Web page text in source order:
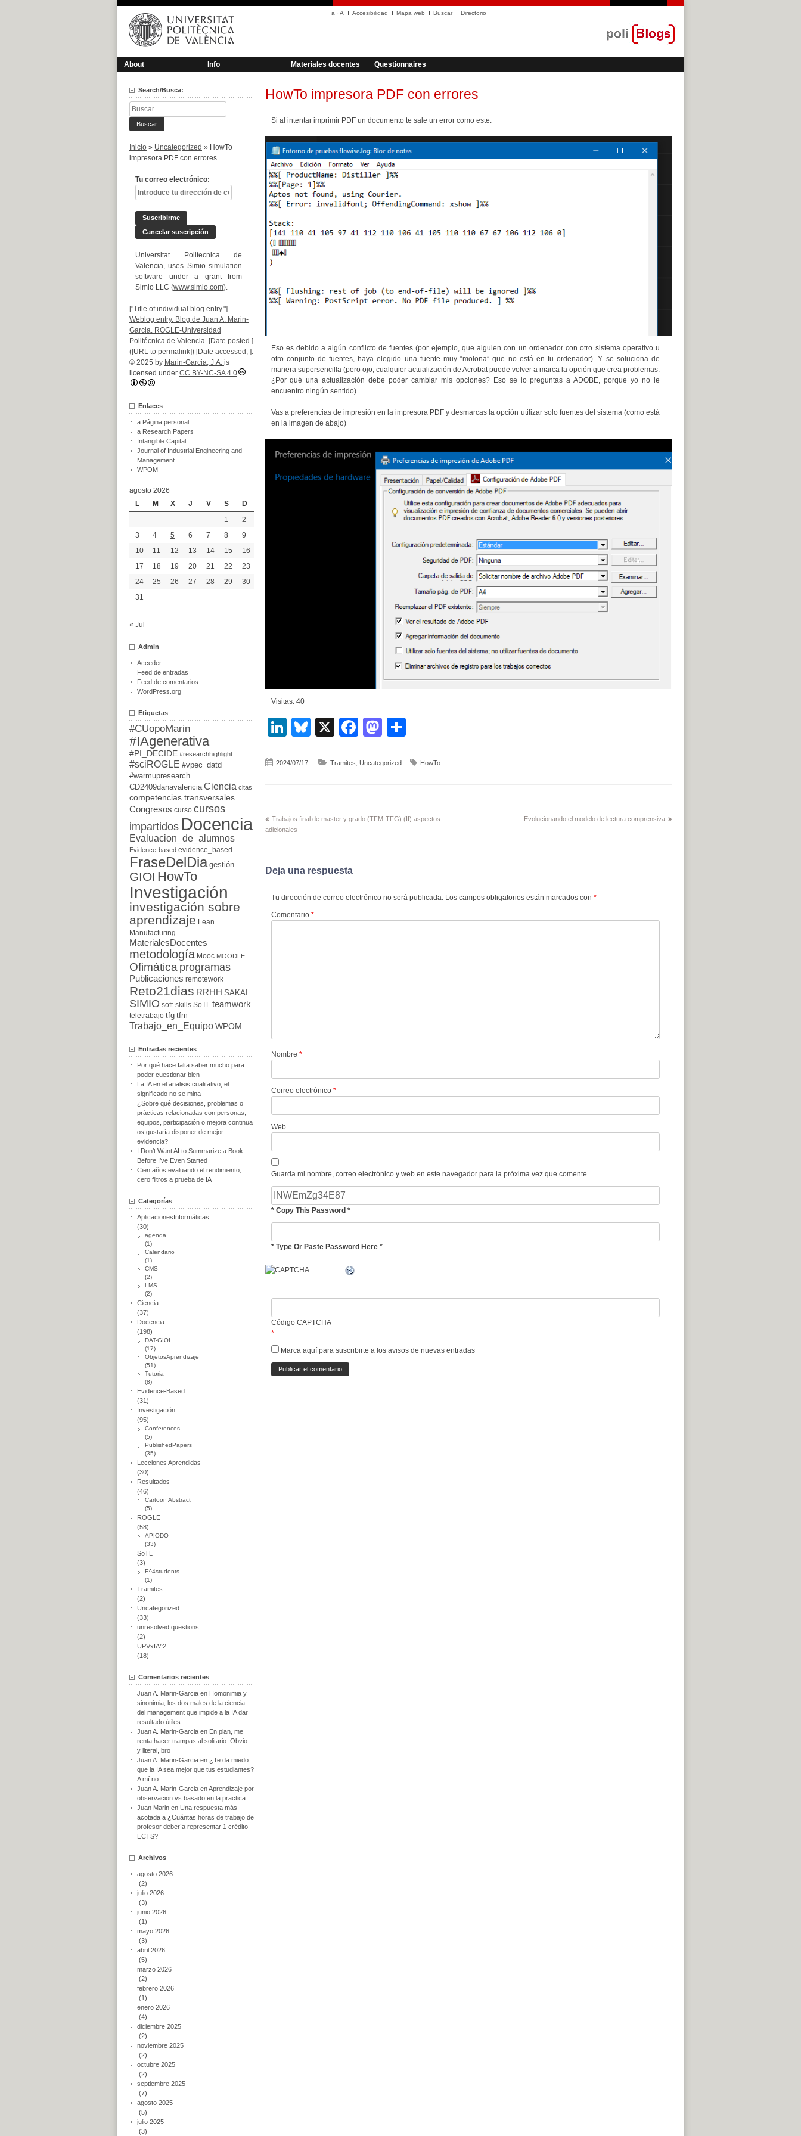
Saltar
contenido
a ·A Accesibilidad Mapa web Buscar Directorio
About Info Materiales docentes Questionnaires
HowTo impresora PDF con errores
Si al intentar imprimir PDF un documento te sale un error como este:
Eso es debido a algún conflicto de fuentes (por ejemplo, que alguien con un ordenador con otro sistema operativo u
otro conjunto de fuentes, haya elegido una fuente muy “molona” que no está en tu ordenador). Y se soluciona de
manera supersencilla (pero ojo, cualquier actualización de Acrobat puede volver a marca la opción que crea problemas.
¿Por qué una actualización debe poder cambiar mis opciones? Eso se lo preguntas a ADOBE, porque yo no le
encuentro ningún sentido).
Vas a preferencias de impresión en la impresora PDF y desmarcas la opción utilizar solo fuentes del sistema (como está
en la imagen de abajo)
Visitas: 40
LinkedIn
Bluesky
X Facebook
Mastodon
2024/07/17 Tramites Uncategorized HowTo
Navegación
de
Trabajos final de master y grado (TFM-TFG) (II) aspectos
adicionales
Evolucionando el modelo de lectura comprensiva
Deja una respuesta
Tu dirección de correo electrónico no será publicada. Los campos obligatorios están marcados con *
Comentario *
Nombre *
Correo electrónico *
Web
Guarda mi nombre, correo electrónico y web en este navegador para la próxima vez que comente.
* Copy This Password *
* Type Or Paste Password Here *
Código CAPTCHA
*
Marca aquí para suscribirte a los avisos de nuevas entradas
Search/Busca:
Buscar:
Inicio » Uncategorized » HowTo
impresora PDF con errores
Tu correo electrónico:
Universitat Politecnica de
Valencia, uses Simiosimulation
software under a grant from
Simio LLC (www.simio.com).
["Title of individual blog entry."]
Weblog entry. Blog de Juan A. Marin-
Garcia. ROGLE-Universidad
Politécnica de Valencia. [Date posted.]
([URL to permalink]) [Date accessed; ].
© 2025 by Marin-Garcia, J.A. is
licensed under CC BY-NC-SA 4.0
Enlaces
a Página personal
a Research Papers
Intangible Capital
Journal of Industrial Engineering and
Management
WPOM
agosto 2026
L
M X J V S
D
1
2
3
4 5 6 7 8
9
10
11 12 13 14 15
16
17
18 19 20 21 22
23
24
25 26 27 28 29
30
31
« Jul
Admin
Acceder
Feed de entradas
Feed de comentarios
WordPress.org
Etiquetas
#CUopoMarin
#IAgenerativa
#PI_DECIDE #researchhighlight
#sciROGLE #vpec_datd
#warmupresearch
CD2409danavalencia Ciencia citas
competencias transversales
Congresos curso cursos
impartidos Docencia
Evaluacion_de_alumnos
Evidence-based evidence_based
FraseDelDia gestión
GIOI HowTo
Investigación
investigación sobre
aprendizaje Lean
Manufacturing
MaterialesDocentes
metodología Mooc MOODLE
Ofimáticaprogramas
Publicaciones remotework
Reto21dias RRHH SAKAI
SIMIO soft-skills SoTL teamwork
teletrabajo tfg tfm
Trabajo_en_EquipoWPOM
Entradas recientes
Por qué hace falta saber mucho para
poder cuestionar bien
La IA en el analisis cualitativo, el
significado no se mina
¿Sobre qué decisiones, problemas o
prácticas relacionadas con personas,
equipos, participación o mejora continua
os gustaría disponer de mejor
evidencia?
I Don’t Want AI to Summarize a Book
Before I’ve Even Started
Cien años evaluando el rendimiento,
cero filtros a prueba de IA
Categorías
AplicacionesInformáticas
(30)
agenda
(1)
Calendario
(1)
CMS
(2)
LMS
(2)
Ciencia
(37)
Docencia
(198)
DAT-GIOI
(17)
ObjetosAprendizaje
(51)
Tutoria
(8)
Evidence-Based
(31)
Investigación
(95)
Conferences
(5)
PublishedPapers
(35)
Lecciones Aprendidas
(30)
Resultados
(46)
Cartoon Abstract
(5)
ROGLE
(58)
APIODO
(33)
SoTL
(3)
E^4students
(1)
Tramites
(2)
Uncategorized
(33)
unresolved questions
(2)
UPVxIA^2
(18)
Comentarios recientes
Juan A. Marin-Garcia en Homonimia y
sinonimia, los dos males de la ciencia
del management que impide a la IA dar
resultado útiles
Juan A. Marin-Garcia en En plan, me
renta hacer trampas al solitario. Obvio
y literal, bro
Juan A. Marin-Garcia en ¿Te da miedo
que la IA sea mejor que tus estudiantes?
A mí no
Juan A. Marin-Garcia enAprendizaje por
observacion vs basado en la practica
Juan Marin en Una respuesta más
acotada a ¿Cuántas horas de trabajo de
profesor debería representar 1 crédito
ECTS?
Archivos
agosto 2026
(2)
julio 2026
(3)
junio 2026
(1)
mayo 2026
(3)
abril 2026
(5)
marzo 2026
(2)
febrero 2026
(1)
enero 2026
(4)
diciembre 2025
(2)
noviembre 2025
(2)
octubre 2025
(2)
septiembre 2025
(7)
agosto 2025
(5)
julio 2025
(3)